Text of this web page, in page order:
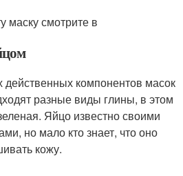
маску смотрите в
компонентов масок
разные виды глины, в этом
Яйцо известно своими
но мало кто знает, что оно
кожу.